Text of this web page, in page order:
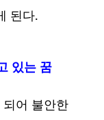
된다.
있는 꿈
어 불안한